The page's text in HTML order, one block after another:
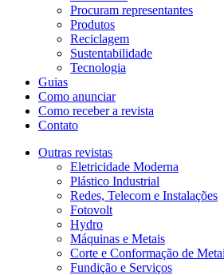
Procuram representantes
Produtos
Reciclagem
Sustentabilidade
Tecnologia
Guias
Como anunciar
Como receber a revista
Contato
Outras revistas
Eletricidade Moderna
Plástico Industrial
Redes, Telecom e Instalações
Fotovolt
Hydro
Máquinas e Metais
Corte e Conformação de
Fundição e Serviços